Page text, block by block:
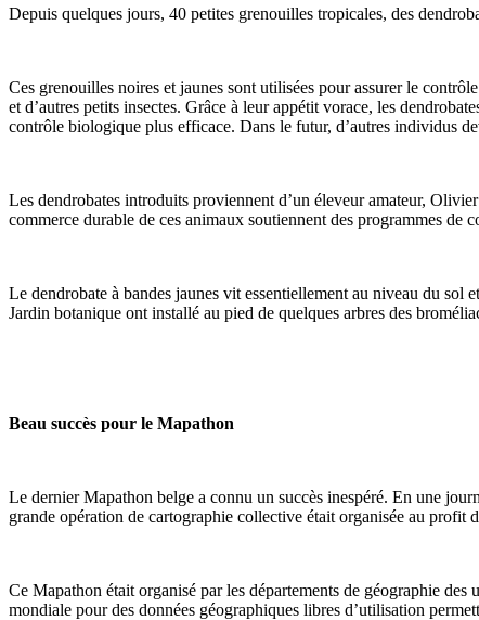
Depuis quelques jours, 40 petites grenouilles tropicales, des
Ces grenouilles noires et jaunes sont utilisées pour assurer le
et d’autres petits insectes. Grâce à leur appétit vorace, les
contrôle biologique plus efficace. Dans le futur, d’autres individus
Les dendrobates introduits proviennent d’un éleveur amateur,
commerce durable de ces animaux soutiennent des programmes de
Le dendrobate à bandes jaunes vit essentiellement au niveau du sol
Jardin botanique ont installé au pied de quelques arbres des
Beau succès pour le Mapathon
Le dernier Mapathon belge a connu un succès inespéré. En une
grande opération de cartographie collective était organisée au profit
Ce Mapathon était organisé par les départements de géographie
mondiale pour des données géographiques libres d’utilisation